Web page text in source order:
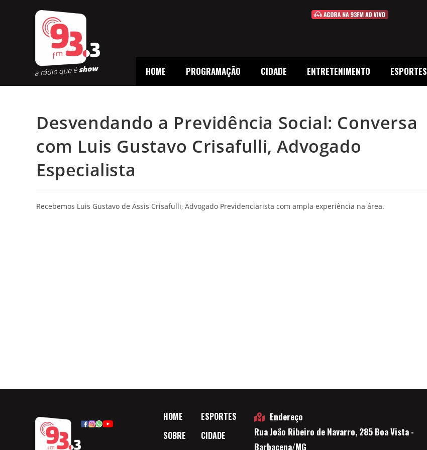
HOME PROGRAMAÇÃO CIDADE ENTRETENIMENTO ESPORTES
Desvendando a Previdência Social: Conversa
com Luis Gustavo Crisafulli, Advogado
Especialista
Recebemos Luis Gustavo de Assis Crisafulli, Advogado Previdenciarista com ampla experiência na área.
HOME
SOBRE
ESPORTES
CIDADE
Endereço
Rua João Ribeiro de Navarro, 285 Boa Vista -
Barbacena/MG